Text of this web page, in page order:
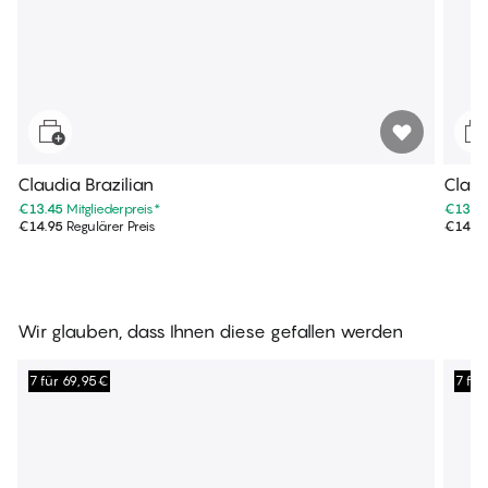
Claudia Brazilian
€13.45 Mitgliederpreis*
€14.95 Regulärer Preis
€13.45
€14.95
Wir glauben, dass Ihnen diese gefallen werden
7 für 69,95€ 7